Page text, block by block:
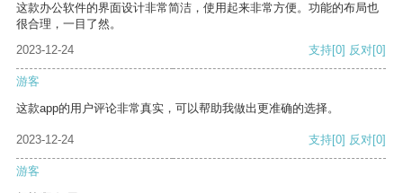
这款办公软件的界面设计非常简洁，使用起来非常方便。功能的布局也
很合理，一目了然。
2023-12-24
支持[0] 反对[0]
游客
这款app的用户评论非常真实，可以帮助我做出更准确的选择。
2023-12-24 支持[0] 反对[0]
游客